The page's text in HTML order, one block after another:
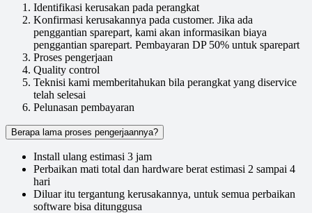
Identifikasi kerusakan pada perangkat
Konfirmasi kerusakannya pada customer. Jika ada
penggantian sparepart, kami akan informasikan biaya
penggantian sparepart. Pembayaran DP 50% untuk sparepart
Proses pengerjaan
Quality control
Teknisi kami memberitahukan bila perangkat yang diservice
telah selesai
Pelunasan pembayaran
Berapa lama proses pengerjaannya?
Install ulang estimasi 3 jam
Perbaikan mati total dan hardware berat estimasi 2 sampai 4
hari
Diluar itu tergantung kerusakannya, untuk semua perbaikan
software bisa ditunggusa